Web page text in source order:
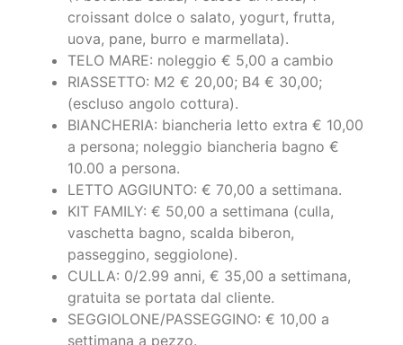
uova, pane, burro e marmellata).
TELO MARE: noleggio € 5,00 a cambio
RIASSETTO: M2 € 20,00; B4 € 30,00;
(escluso angolo cottura).
BIANCHERIA: biancheria letto extra € 10,00
a persona; noleggio biancheria bagno €
10.00 a persona.
LETTO AGGIUNTO: € 70,00 a settimana.
KIT FAMILY: € 50,00 a settimana (culla,
vaschetta bagno, scalda biberon,
passeggino, seggiolone).
CULLA: 0/2.99 anni, € 35,00 a settimana,
gratuita se portata dal cliente.
SEGGIOLONE/PASSEGGINO: € 10,00 a
settimana a pezzo.
MACCHINA CAFFE’ AMERICANO/BOLLITORE